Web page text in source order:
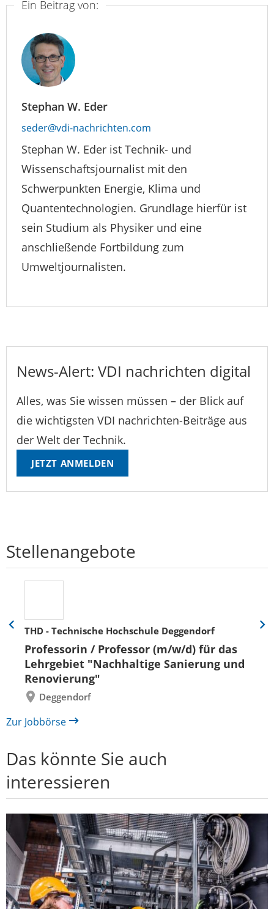
Ein Beitrag von:
Stephan W. Eder
seder@vdi-nachrichten.com
Stephan W. Eder ist Technik- und
Wissenschaftsjournalist mit den
Schwerpunkten Energie, Klima und
Quantentechnologien. Grundlage hierfür ist
sein Studium als Physiker und eine
anschließende Fortbildung zum
Umweltjournalisten.
News-Alert: VDI nachrichten digital
Alles, was Sie wissen müssen – der Blick auf
die wichtigsten VDI nachrichten-Beiträge aus
der Welt der Technik.
JETZT ANMELDEN
Stellenangebote
THD - Technische Hochschule Deggendorf
Professorin / Professor (m/w/d) für das
Lehrgebiet "Nachhaltige Sanierung und
Renovierung"
Deggendorf
Eine
zurück
Eine
Zur Jobbörse
Das könnte Sie auch
interessieren